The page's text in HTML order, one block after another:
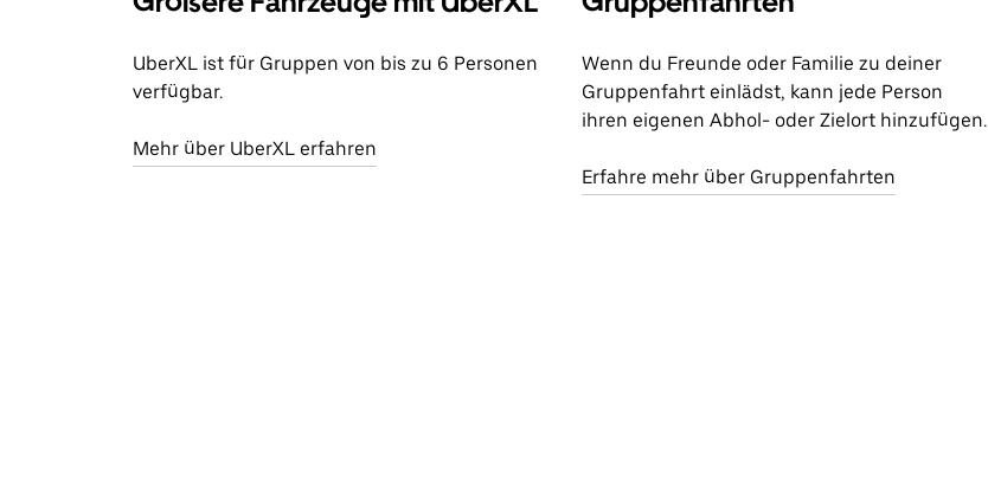
UberXL ist für Gruppen von bis zu 6 Personen
verfügbar.
Mehr über UberXL erfahren
Wenn du Freunde oder Familie zu deiner
Gruppenfahrt einlädst, kann jede Person
ihren eigenen Abhol- oder Zielort hinzufügen.
Erfahre mehr über Gruppenfahrten